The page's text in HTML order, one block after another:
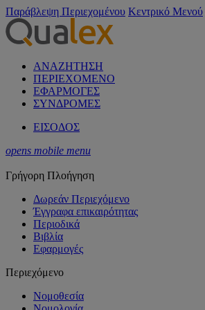
Παράβλεψη Περιεχομένου Κεντρικό Μενού
ΑΝΑΖΗΤΗΣΗ
ΠΕΡΙΕΧΟΜΕΝΟ
ΕΦΑΡΜΟΓΕΣ
ΣΥΝΔΡΟΜΕΣ
ΕΙΣΟΔΟΣ
opens mobile menu
Γρήγορη Πλοήγηση
Δωρεάν Περιεχόμενο
Έγγραφα επικαιρότητας
Περιοδικά
Βιβλία
Εφαρμογές
Περιεχόμενο
Νομοθεσία